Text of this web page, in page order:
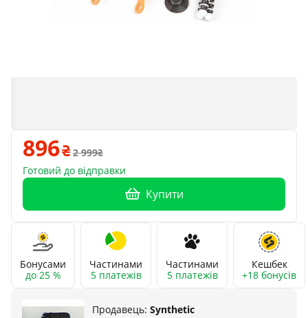
896
2 999
Готовий до відправки
Купити
Бонусами
до 25 %
Частинами
5 платежів
Частинами
5 платежів
Кешбек
+18 бонусів
Продавець: Synthetic